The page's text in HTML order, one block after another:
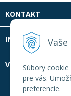
Súbory
pre vás.
preferencie.
KONTAKT
INFOLINKA
VŠETKO O NÁKUPE